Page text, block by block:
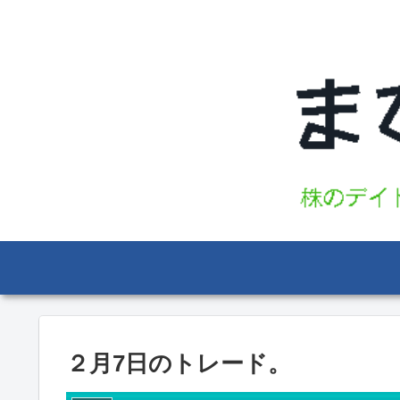
２月7日のトレード。